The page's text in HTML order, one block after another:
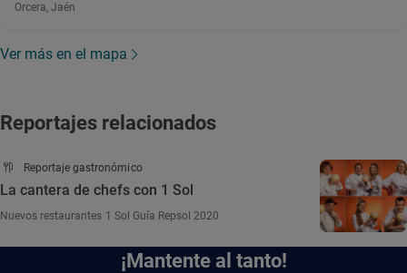
Orcera, Jaén
Ver más en el mapa
Reportajes relacionados
Reportaje gastronómico
La cantera de chefs con 1 Sol
Nuevos restaurantes 1 Sol Guía Repsol 2020
¡Mantente al tanto!